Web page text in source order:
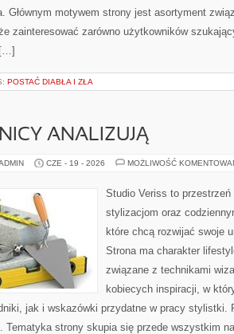
Głównym motywem strony jest asortyment
zainteresować zarówno użytkowników
POSTAĆ DIABŁA I ZŁA
ANALIZUJĄ
CZE - 19 - 2026 MOŻLIWOŚĆ
Studio Veriss to
stylizacjom oraz
które chcą rozwijać swoje
Strona ma charakter
związane z technikami
kobiecych inspiracji, w
jak i wskazówki przydatne w pracy stylistki.
Tematyka strony skupia się przede wszystkim